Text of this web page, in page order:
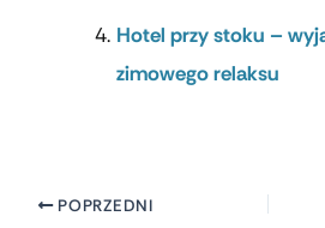
Hotel przy stoku –
zimowego relaksu
POPRZEDNI